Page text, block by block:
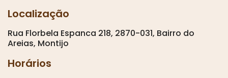
Localização
Rua Florbela Espanca 218, 2870-031, Bairro do
Areias, Montijo
Horários